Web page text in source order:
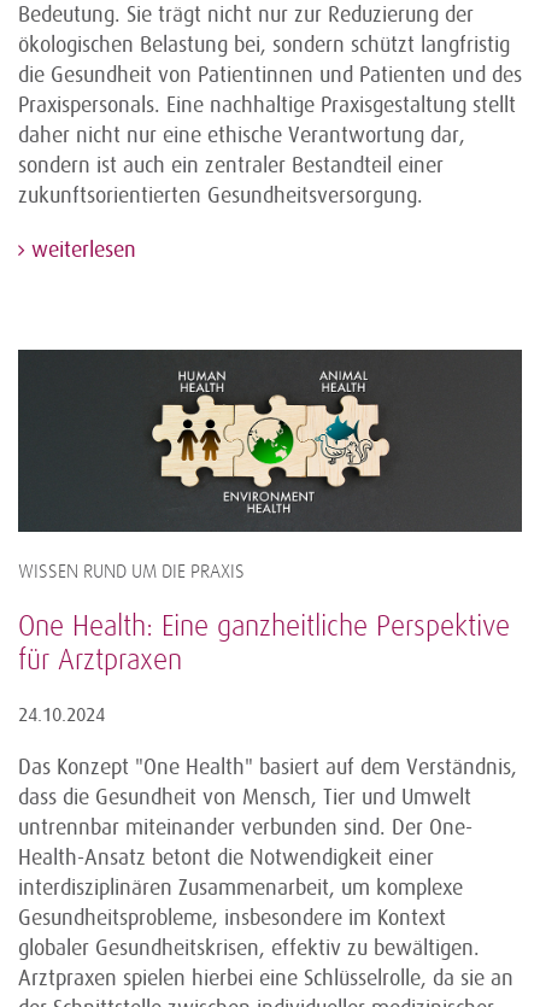
Bedeutung. Sie trägt nicht nur zur Reduzierung der
ökologischen Belastung bei, sondern schützt langfristig
die Gesundheit von Patientinnen und Patienten und des
Praxispersonals. Eine nachhaltige Praxisgestaltung stellt
daher nicht nur eine ethische Verantwortung dar,
sondern ist auch ein zentraler Bestandteil einer
zukunftsorientierten Gesundheitsversorgung.
weiterlesen
WISSEN RUND UM DIE PRAXIS
One Health: Eine ganzheitliche Perspektive
für Arztpraxen
24.10.2024
Das Konzept "One Health" basiert auf dem Verständnis,
dass die Gesundheit von Mensch, Tier und Umwelt
untrennbar miteinander verbunden sind. Der One-
Health-Ansatz betont die Notwendigkeit einer
interdisziplinären Zusammenarbeit, um komplexe
Gesundheitsprobleme, insbesondere im Kontext
globaler Gesundheitskrisen, effektiv zu bewältigen.
Arztpraxen spielen hierbei eine Schlüsselrolle, da sie an